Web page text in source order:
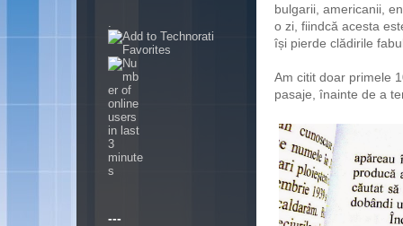
bulgarii, americanii,
o zi, fiindcă acesta
își pierde clădirile
Am citit doar primele
pasaje, înainte de a
---